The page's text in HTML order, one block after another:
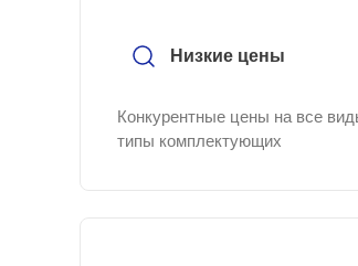
Низкие цены
Конкурентные цены на все
типы комплектующих